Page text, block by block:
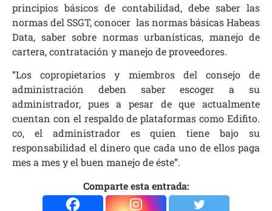
principios básicos de contabilidad, debe saber las
normas del SSGT, conocer las normas básicas Habeas
Data, saber sobre normas urbanísticas, manejo de
cartera, contratación y manejo de proveedores.
“Los copropietarios y miembros del consejo de
administración deben saber escoger a su
administrador, pues a pesar de que actualmente
cuentan con el respaldo de plataformas como Edifito.
co, el administrador es quien tiene bajo su
responsabilidad el dinero que cada uno de ellos paga
mes a mes y el buen manejo de éste”.
Comparte esta entrada: